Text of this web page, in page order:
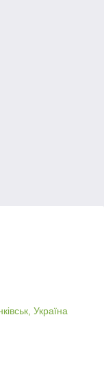
Україна